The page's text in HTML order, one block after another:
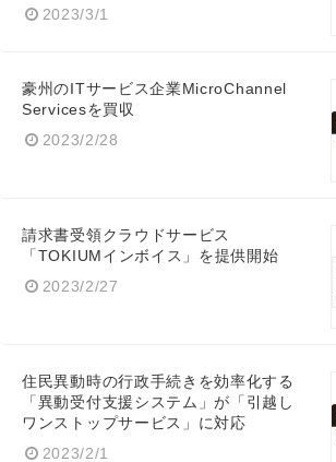
2023/3/1
豪州のITサービス企業MicroChannel
Servicesを買収
2023/2/28
請求書受領クラウドサービス
「TOKIUMインボイス」を提供開始
2023/2/27
住民異動時の行政手続きを効率化する
「異動受付支援システム」が「引越し
ワンストップサービス」に対応
2023/2/1